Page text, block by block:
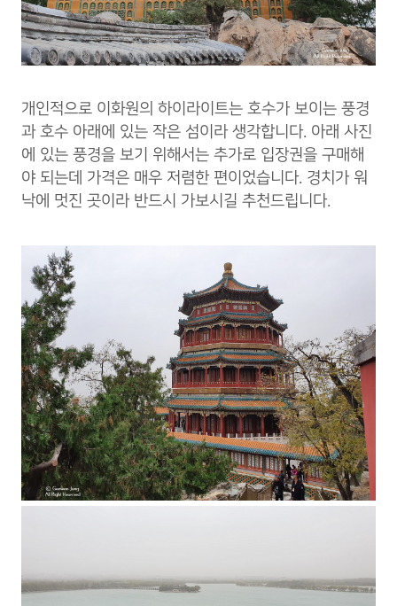
개인적으로 이화원의 하이라이트는 호수가 보이는 풍경
과 호수 아래에 있는 작은 섬이라 생각합니다. 아래 사진
에 있는 풍경을 보기 위해서는 추가로 입장권을 구매해
야 되는데 가격은 매우 저렴한 편이었습니다. 경치가 워
낙에 멋진 곳이라 반드시 가보시길 추천드립니다.